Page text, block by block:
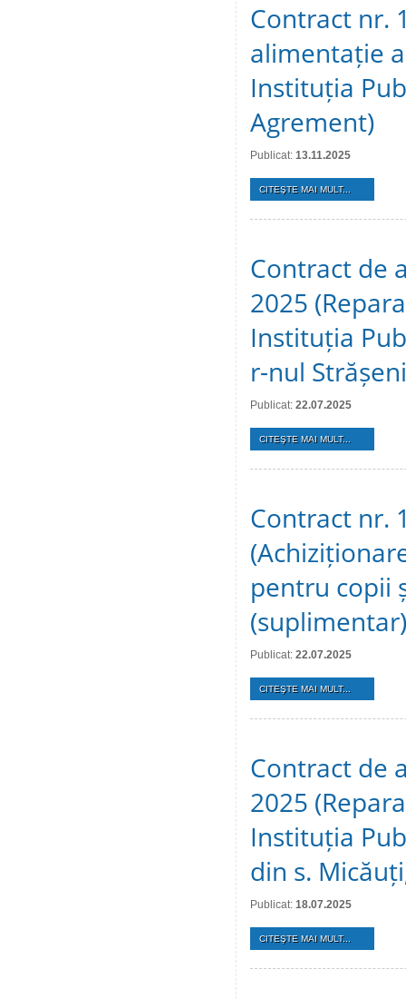
Contract nr.
alimentație
Instituția
Agrement)
Publicat: 13.11.2025
CITEŞTE MAI MULT...
Contract de
2025
Instituția
r-nul
Publicat: 22.07.2025
CITEŞTE MAI MULT...
Contract nr.
pentru copii
Publicat: 22.07.2025
CITEŞTE MAI MULT...
Contract de
2025
Instituția
din s.
Publicat: 18.07.2025
CITEŞTE MAI MULT...